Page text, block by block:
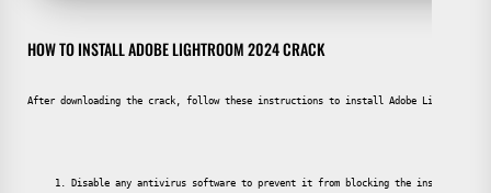
HOW TO INSTALL ADOBE LIGHTROOM 2024 CRACK
After downloading the crack, follow these instructions to install Adobe Lightroom
Disable any antivirus software to prevent it from blocking the installation.